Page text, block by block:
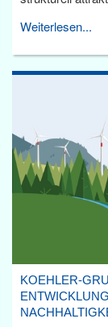
Weiterlesen...
KOEHLER-